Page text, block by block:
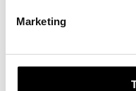
Marketing